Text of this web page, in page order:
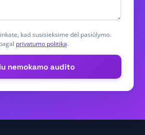
kad susisieksime dėl pasiūlymo.
privatumo politiką.
nemokamo audito